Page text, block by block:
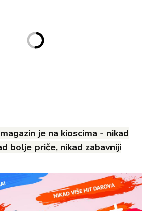
je na kioscima - nikad
bolje priče, nikad zabavniji